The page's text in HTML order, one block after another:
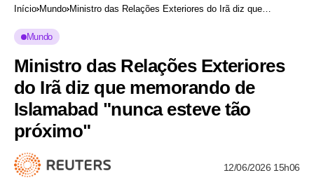
Início Mundo Ministro das Relações Exteriores do Irã diz que
Mundo
Ministro das Relações Exteriores
do Irã diz que memorando de
Islamabad "nunca esteve tão
próximo"
12/06/2026 15h06